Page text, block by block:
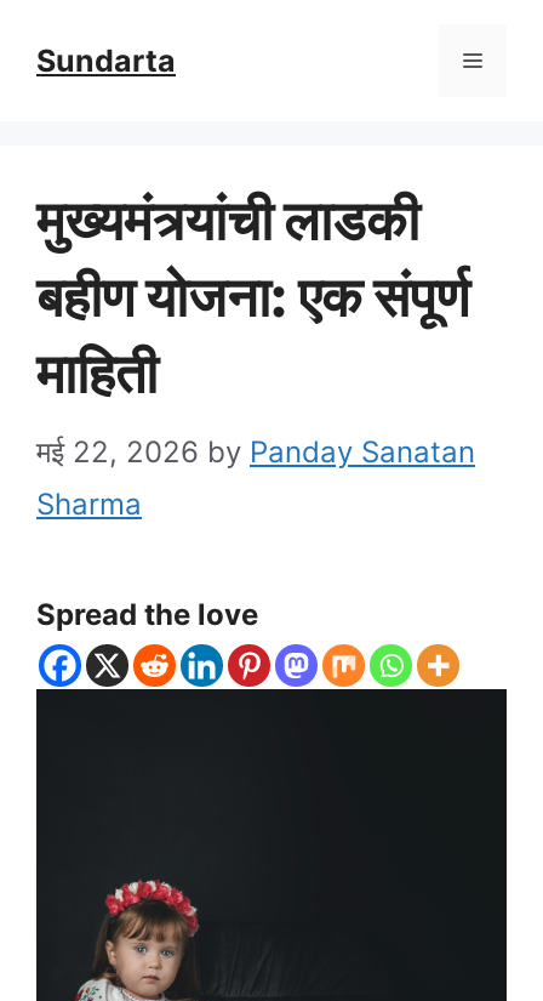
Sundarta Menu
मुख्यमंत्र्यांची लाडकी
बहीण योजना: एक संपूर्ण
माहिती
मई 22, 2026 by Panday Sanatan
Sharma
Spread the love